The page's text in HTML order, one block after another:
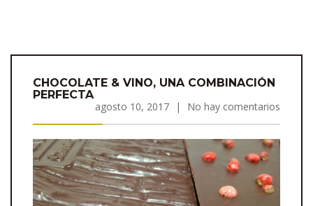
CHOCOLATE & VINO, UNA COMBINACIÓN
PERFECTA
agosto 10, 2017
| No hay comentarios